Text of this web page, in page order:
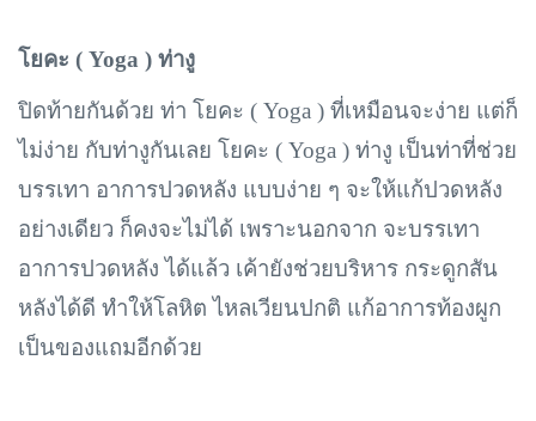
โยคะ ( Yoga ) ท่างู
ปิดท้ายกันด้วย ท่า โยคะ ( Yoga ) ที่เหมือนจะง่าย แต่ก็
ไม่ง่าย กับท่างูกันเลย โยคะ ( Yoga ) ท่างู เป็นท่าที่ช่วย
บรรเทา อาการปวดหลัง แบบง่าย ๆ จะให้แก้ปวดหลัง
อย่างเดียว ก็คงจะไม่ได้ เพราะนอกจาก จะบรรเทา
อาการปวดหลัง ได้แล้ว เค้ายังช่วยบริหาร กระดูกสัน
หลังได้ดี ทำให้โลหิต ไหลเวียนปกติ แก้อาการท้องผูก
เป็นของแถมอีกด้วย